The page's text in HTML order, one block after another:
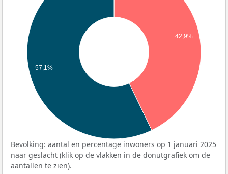
42,9%
57,1%
Bevolking: aantal en percentage inwoners op 1 januari 2025
naar geslacht (klik op de vlakken in de donutgrafiek om de
aantallen te zien).